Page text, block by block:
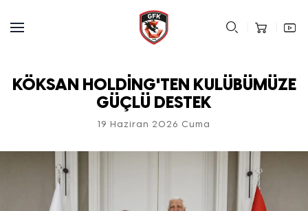
KÖKSAN HOLDİNG'TEN KULÜBÜMÜZE
GÜÇLÜ DESTEK
19 Haziran 2026 Cuma